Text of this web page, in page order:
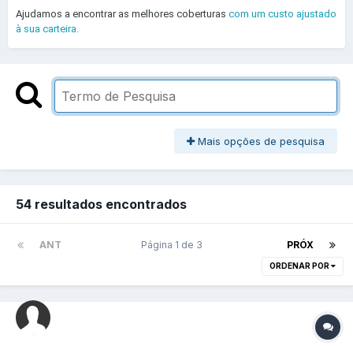
Ajudamos a encontrar as melhores coberturas com um custo ajustado
à sua carteira.
Mais opções de pesquisa
54 resultados encontrados
ANT PRÓX
Página 1 de 3
ORDENAR POR